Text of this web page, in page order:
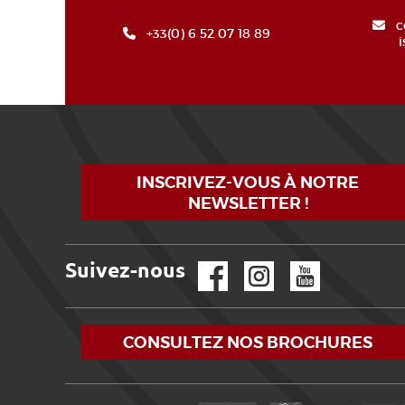
+33(0) 6 52 07 18 89
INSCRIVEZ-VOUS À NOTRE
NEWSLETTER !
Suivez-nous
CONSULTEZ NOS BROCHURES